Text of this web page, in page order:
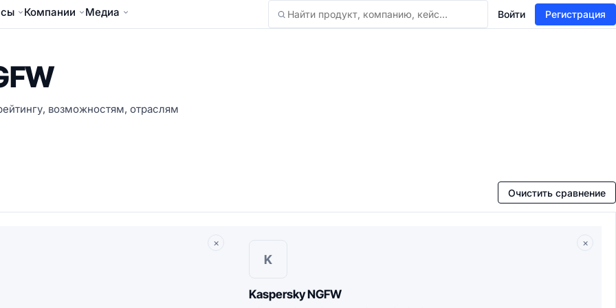
Компании Медиа
Найти Войти Регистрация
возможностям, отраслям
Очистить сравнение
× ×
K
Kaspersky NGFW